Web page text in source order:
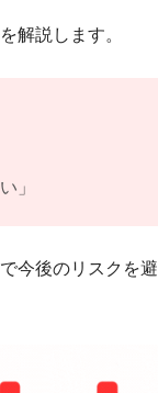
解説します。
」
今後のリスクを避